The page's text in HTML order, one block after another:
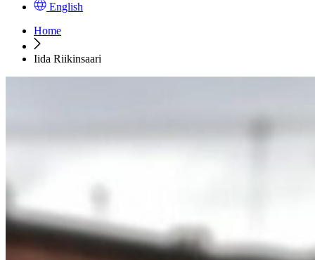
English
Home
Iida Riikinsaari